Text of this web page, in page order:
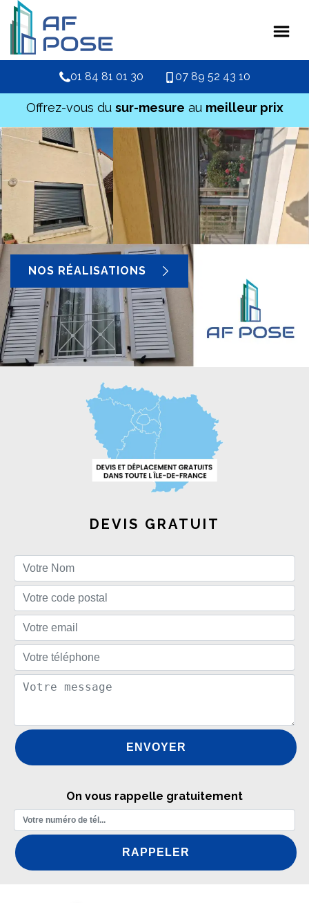
01 84 81 01 30 07 89 52 43 10
Offrez-vous du sur-mesure au meilleur prix
NOS RÉALISATIONS
DEVIS GRATUIT
On vous rappelle gratuitement